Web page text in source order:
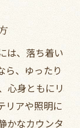
は、落ち着い
ら、ゆったり
心身ともにリ
リアや照明に
かなカウンタ